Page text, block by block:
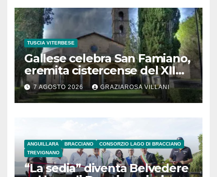
TUSCIA VITERBESE
Gallese celebra San Famiano,
eremita cistercense del XII
secolo
7 AGOSTO 2026 GRAZIAROSA VILLANI
ANGUILLARA BRACCIANO
CONSORZIO LAGO DI BRACCIANO
TREVIGNANO
“La sedia” diventa Belvedere